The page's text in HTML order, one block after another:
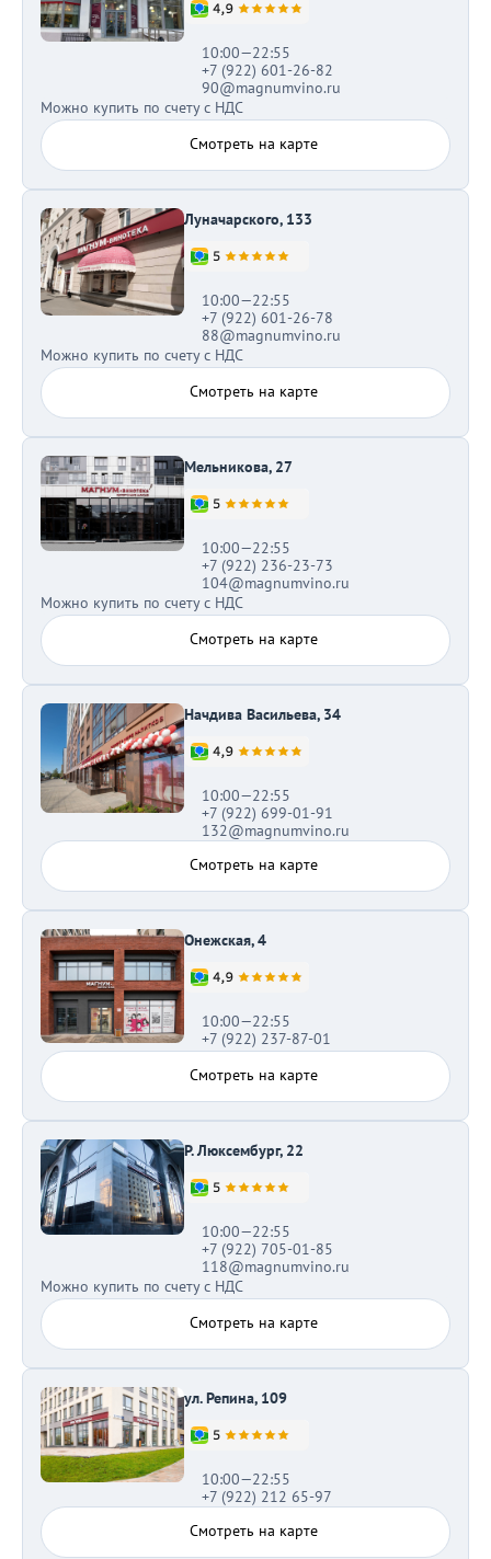
10:00—22:55
+7 (922) 601-26-82
90@magnumvino.ru
Можно купить по счету с НДС
Смотреть на карте
Луначарского, 133
10:00—22:55
+7 (922) 601-26-78
88@magnumvino.ru
Можно купить по счету с НДС
Смотреть на карте
Мельникова, 27
10:00—22:55
+7 (922) 236-23-73
104@magnumvino.ru
Можно купить по счету с НДС
Смотреть на карте
Начдива Васильева, 34
10:00—22:55
+7 (922) 699-01-91
132@magnumvino.ru
Смотреть на карте
Онежская, 4
10:00—22:55
+7 (922) 237-87-01
Смотреть на карте
Р. Люксембург, 22
10:00—22:55
+7 (922) 705-01-85
118@magnumvino.ru
Можно купить по счету с НДС
Смотреть на карте
ул. Репина, 109
10:00—22:55
+7 (922) 212 65-97
Смотреть на карте